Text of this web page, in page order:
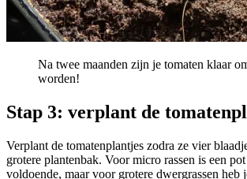
Na twee maanden zijn je tomaten klaar
worden!
Stap 3: verplant de
Verplant de tomatenplantjes zodra ze vier
grotere plantenbak. Voor micro rassen is een
voldoende, maar voor grotere dwergrassen heb